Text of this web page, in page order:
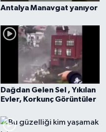
Antalya Manavgat yanıyor
Dağdan Gelen Sel , Yıkılan
Evler, Korkunç Görüntüler